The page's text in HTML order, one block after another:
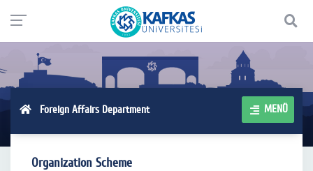
Foreign Affairs Department MENÜ
Organization Scheme